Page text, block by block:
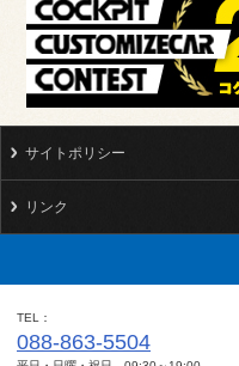
サイトポリシー
リンク
TEL
088-863-5504